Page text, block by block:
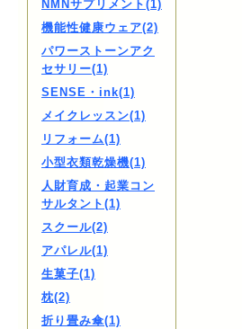
NMNサプリメント(1)
機能性健康ウェア(2)
パワーストーンアク
セサリー(1)
SENSE・ink(1)
メイクレッスン(1)
リフォーム(1)
小型衣類乾燥機(1)
人財育成・起業コン
サルタント(1)
スクール(2)
アパレル(1)
生菓子(1)
枕(2)
折り畳み傘(1)